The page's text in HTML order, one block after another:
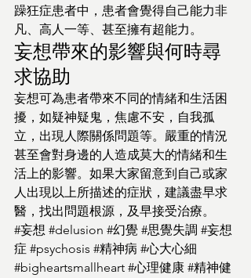
躁狂症患者中，患者會覺得自己能力非
凡、高人一等、甚至擁有超能力。
妄想帶來的影響與何時尋
求協助
妄想可為患者帶來不同的情緒和生活困
擾，如疑神疑鬼，焦慮不安，自我孤
立，出現人際關係問題等。嚴重的情況
甚至會對身邊的人造成莫大的情緒和生
活上的影響。如果大家留意到自己或家
人出現以上所描述的症狀，建議盡早求
醫，找出問題根源，及早接受治療。
#妄想 #delusion #幻覺 #思覺失調 #妄想
症 #psychosis #精神病 #心大心細
#bigheartsmallheart #心理健康 #精神健